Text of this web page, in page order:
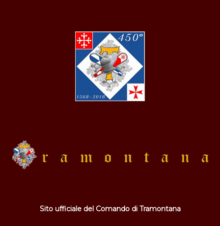
Sito ufficiale del Comando di Tramontana